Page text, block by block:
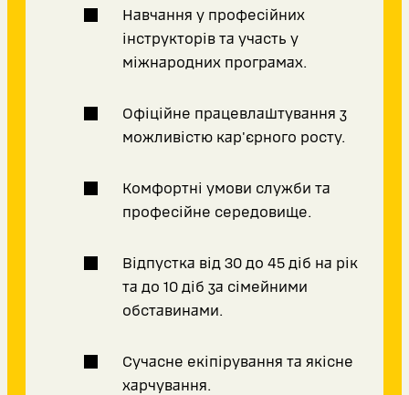
Навчання у професійних
інструкторів та участь у
міжнародних програмах.
Офіційне працевлаштування з
можливістю кар'єрного росту.
Комфортні умови служби та
професійне середовище.
Відпустка від 30 до 45 діб на рік
та до 10 діб за сімейними
обставинами.
Сучасне екіпірування та якісне
харчування.